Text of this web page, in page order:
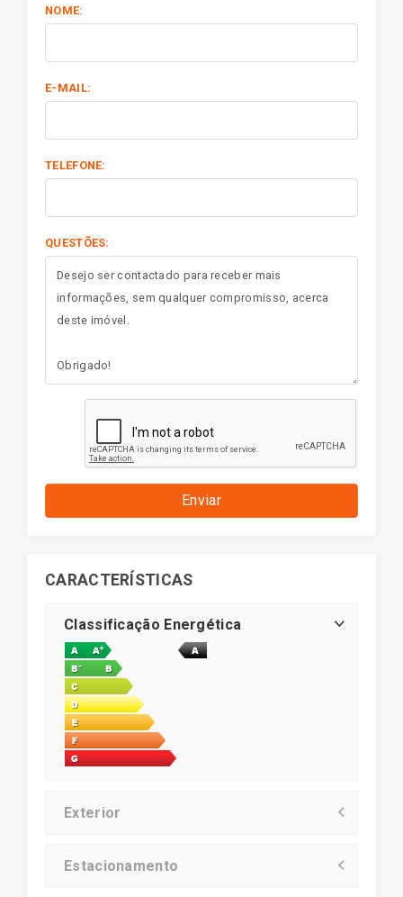
NOME:
E-MAIL:
TELEFONE:
QUESTÕES:
Enviar
CARACTERÍSTICAS
Classificação Energética
Exterior
Estacionamento